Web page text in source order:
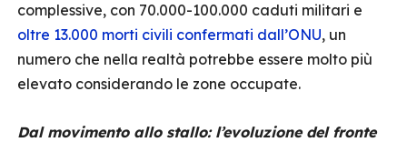
complessive, con 70.000-100.000 caduti militari e
oltre 13.000 morti civili confermati dall’ONU, un
numero che nella realtà potrebbe essere molto più
elevato considerando le zone occupate.
Dal movimento allo stallo: l’evoluzione del fronte